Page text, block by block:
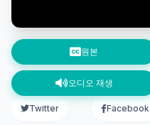
원본
오디오 재생
Twitter Facebook